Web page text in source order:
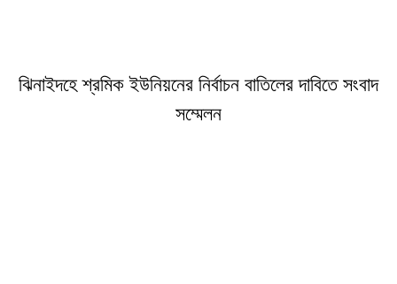
ঝিনাইদহে শ্রমিক ইউনিয়নের নির্বাচন বাতিলের দাবিতে সংবাদ
সম্মেলন